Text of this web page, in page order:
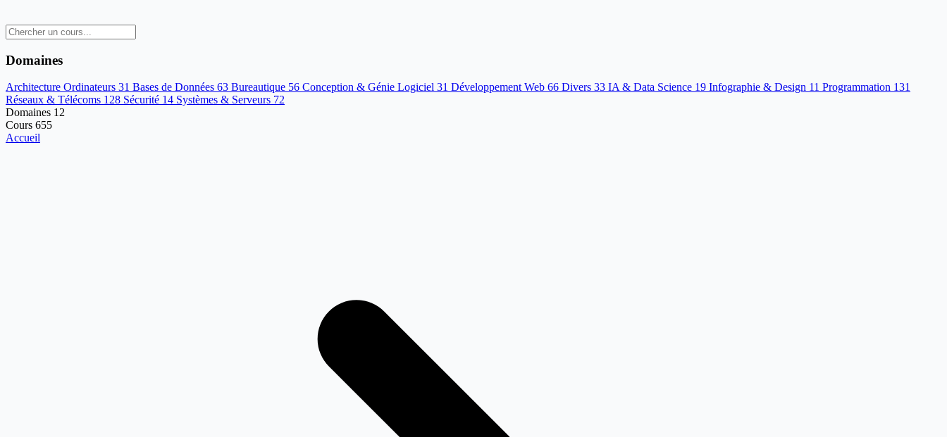
Domaines
Architecture Ordinateurs 31 Bases de Données 63 Bureautique 56 Conception & Génie Logiciel 31 Développement Web 66 Divers 33 IA & Data Science 19 Infographie & Design 11 Programmation 131
Réseaux & Télécoms 128 Sécurité 14 Systèmes & Serveurs 72
Domaines 12
Cours 655
Accueil